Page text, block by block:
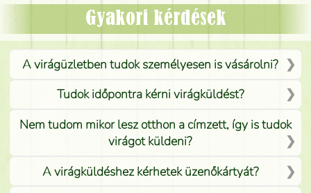
Mónika
Gyakori kérdések
A virágüzletben tudok személyesen is vásárolni?
Tudok időpontra kérni virágküldést?
Nem tudom mikor lesz otthon a címzett, így is tudok
virágot küldeni?
A virágküldéshez kérhetek üzenőkártyát?